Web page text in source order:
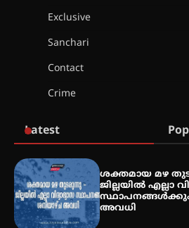
ഐ.ടി.യു.
ലഭ്യമാക്കാൻ
സർക്കാരുകൾ
ഇടപെടണമെന്ന്
നിക്ഷേപക
Exclusive
Sanchari
Contact
Crime
Latest
ശക്തമായ മഴ
ജില്ലയിൽ എല്ലാ
അവധി